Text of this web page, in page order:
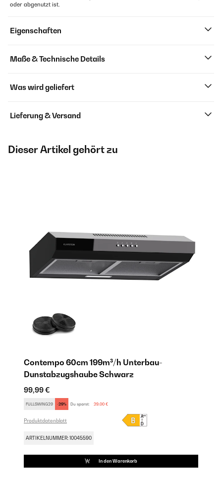
oder abgenutzt ist.
Eigenschaften
Maße & Technische Details
Was wird geliefert
Lieferung & Versand
Dieser Artikel gehört zu
Contempo 60cm 199m³/h Unterbau-
Dunstabzugshaube Schwarz
99,99 €
FULLSWING29 -29% Du sparst: 29,00 €
Produktdatenblatt
ARTIKELNUMMER: 10045590
In den Warenkorb